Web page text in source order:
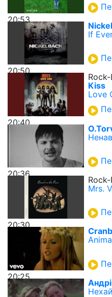
20:53
20:50
If
20:40
Kiss
Love
20:36
20:30
Mrs.
20:25